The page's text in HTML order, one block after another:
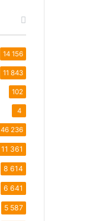
14 156
11 843
102
4
46 236
11 361
8 614
6 641
5 587